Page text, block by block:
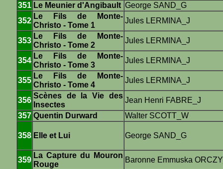
351 Le Meunier d'Angibault George SAND_G
352
Le Fils de Monte-
Christo - Tome 1
Jules LERMINA_J
353
Le Fils de Monte-
Christo - Tome 2
Jules LERMINA_J
354
Le Fils de Monte-
Christo - Tome 3
Jules LERMINA_J
355
Le Fils de Monte-
Christo - Tome 4
Jules LERMINA_J
356
Scènes de la Vie des
Insectes
Jean Henri FABRE_J
357 Quentin Durward Walter SCOTT_W
358 Elle et Lui George SAND_G
359
La Capture du Mouron
Rouge
Baronne Emmuska